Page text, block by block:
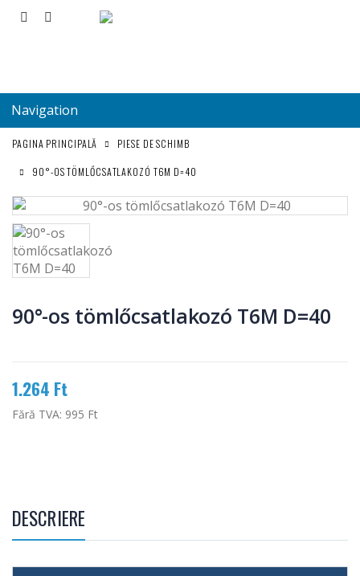
Navigation
PAGINA PRINCIPALĂ PIESE DE SCHIMB
90°-OS TÖMLŐCSATLAKOZÓ T6M D=40
90°-os tömlőcsatlakozó T6M D=40
1.264 Ft
Fără TVA: 995 Ft
DESCRIERE